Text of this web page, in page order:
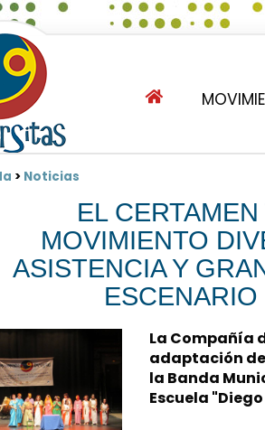
> Noticias
EL
MOVIMIENTO
ASISTENCIA Y
La Compañía
adaptación
la Banda
Escuela